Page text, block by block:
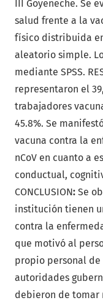
III Goyeneche. Se
salud frente a la
físico distribuida
aleatorio simple.
mediante SPSS.
representaron el
trabajadores
45.8%. Se
vacuna contra la
nCoV en cuanto a
conductual,
CONCLUSION: Se
institución tienen
contra la
que motivó al
propio personal
autoridades
debieron de tomar